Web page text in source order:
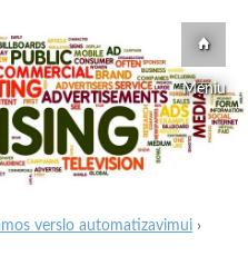
Meniu
verslo automatizavimui ›